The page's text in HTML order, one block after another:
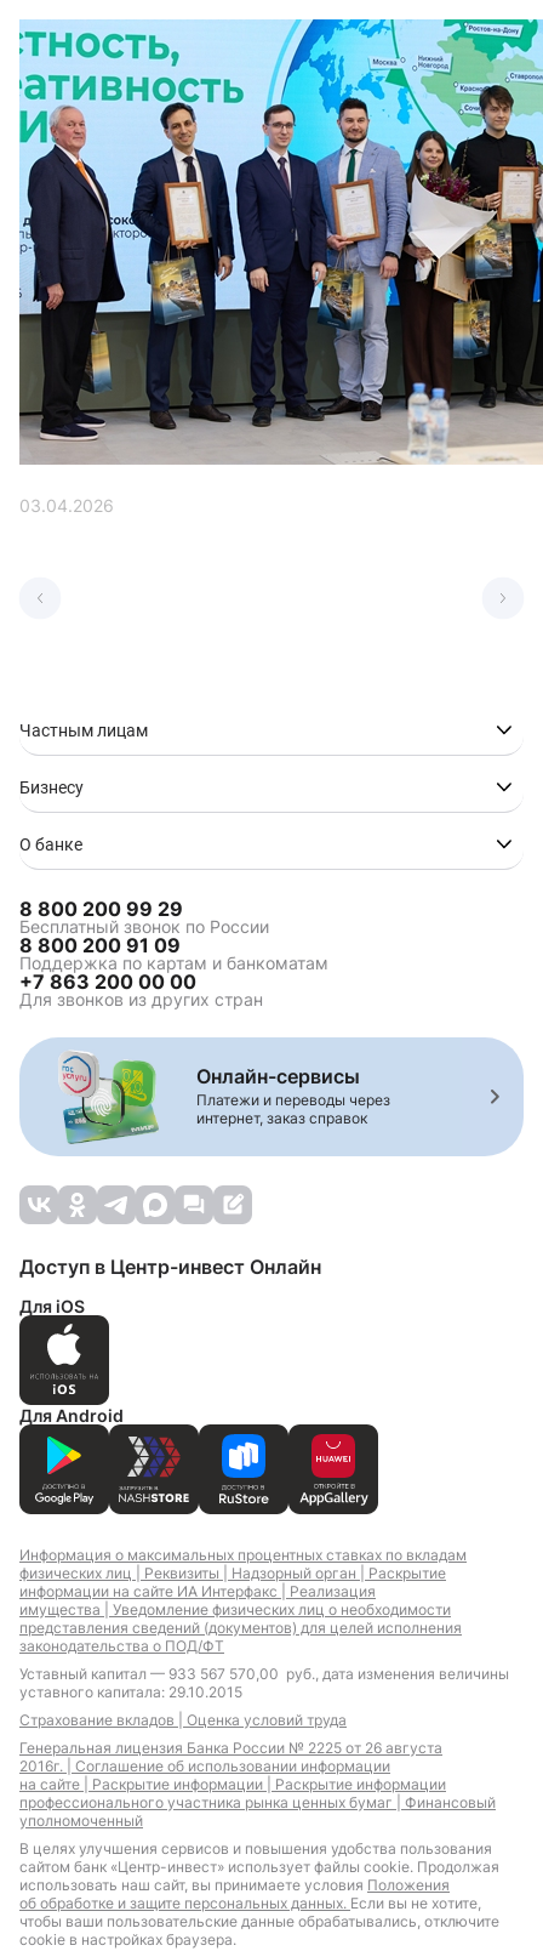
03.04.2026
Частным лицам
Бизнесу
О банке
8 800 200 99 29
Бесплатный звонок по России
8 800 200 91 09
Поддержка по картам и банкоматам
+7 863 200 00 00
Для звонков из других стран
Онлайн-сервисы
Платежи и переводы через
интернет, заказ справок
Доступ в Центр-инвест Онлайн
Для iOS
Для Android
Информация о максимальных процентных ставках по вкладам
физических лиц | Реквизиты | Надзорный орган | Раскрытие
информации на сайте ИА Интерфакс | Реализация
имущества | Уведомление физических лиц о необходимости
представления сведений (документов) для целей исполнения
законодательства о ПОД/ФТ
Уставный капитал — 933 567 570,00 руб., дата изменения величины
уставного капитала: 29.10.2015
Страхование вкладов | Оценка условий труда
Генеральная лицензия Банка России № 2225 от 26 августа
2016г. | Соглашение об использовании информации
на сайте | Раскрытие информации | Раскрытие информации
профессионального участника рынка ценных бумаг | Финансовый
уполномоченный
В целях улучшения сервисов и повышения удобства пользования
сайтом банк «Центр-инвест» использует файлы cookie. Продолжая
использовать наш сайт, вы принимаете условия Положения
об обработке и защите персональных данных. Если вы не хотите,
чтобы ваши пользовательские данные обрабатывались, отключите
cookie в настройках браузера.